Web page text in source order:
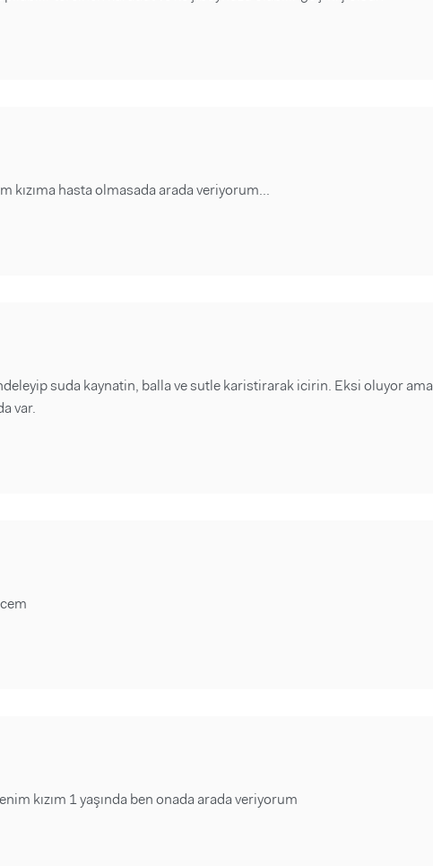
kızıma hasta olmasada arada veriyorum...
suda kaynatin, balla ve sutle karistirarak icirin. Eksi oluyor ama
var.
kızım 1 yaşında ben onada arada veriyorum